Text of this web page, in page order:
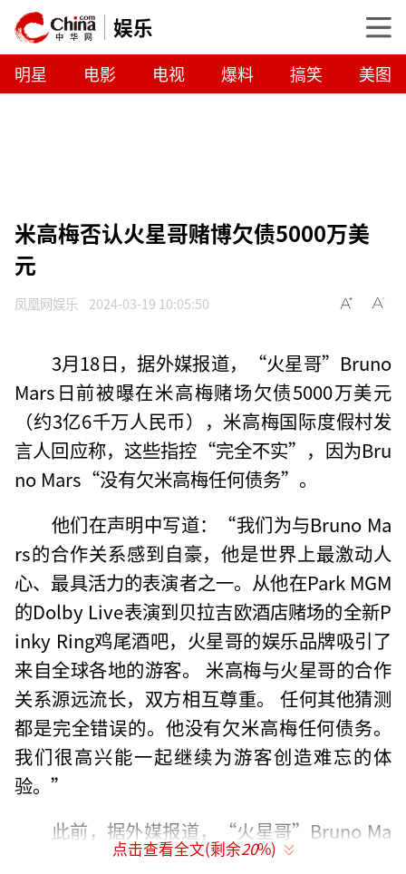
娱乐
明星 电影 电视 爆料 搞笑 美图
米高梅否认火星哥赌博欠债5000万美
元
凤凰网娱乐 2024-03-19 10:05:50
3月18日，据外媒报道，“火星哥”Bruno
Mars日前被曝在米高梅赌场欠债5000万美元
（约3亿6千万人民币），米高梅国际度假村发
言人回应称，这些指控“完全不实”，因为Bru
no Mars“没有欠米高梅任何债务”。
他们在声明中写道：“我们为与Bruno Ma
rs的合作关系感到自豪，他是世界上最激动人
心、最具活力的表演者之一。从他在Park MGM
的Dolby Live表演到贝拉吉欧酒店赌场的全新P
inky Ring鸡尾酒吧，火星哥的娱乐品牌吸引了
来自全球各地的游客。 米高梅与火星哥的合作
关系源远流长，双方相互尊重。 任何其他猜测
都是完全错误的。他没有欠米高梅任何债务。
我们很高兴能一起继续为游客创造难忘的体
验。”
此前，据外媒报道，“火星哥”Bruno Ma
rs在拉斯维加斯的米高梅赌场欠下约5000万美
点击查看全文(剩余20%)